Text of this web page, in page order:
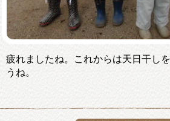
疲れましたね。これからは天日干し
うね。